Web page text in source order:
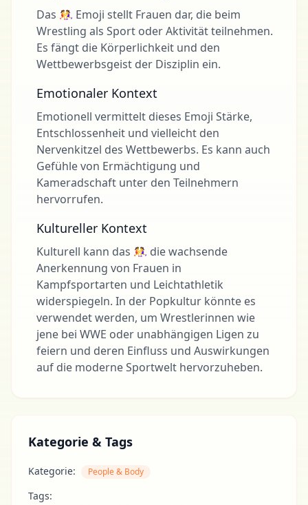
Das 🤼‍♀️ Emoji stellt Frauen dar, die beim
Wrestling als Sport oder Aktivität teilnehmen.
Es fängt die Körperlichkeit und den
Wettbewerbsgeist der Disziplin ein.
Emotionaler Kontext
Emotionell vermittelt dieses Emoji Stärke,
Entschlossenheit und vielleicht den
Nervenkitzel des Wettbewerbs. Es kann auch
Gefühle von Ermächtigung und
Kameradschaft unter den Teilnehmern
hervorrufen.
Kultureller Kontext
Kulturell kann das 🤼‍♀️ die wachsende
Anerkennung von Frauen in
Kampfsportarten und Leichtathletik
widerspiegeln. In der Popkultur könnte es
verwendet werden, um Wrestlerinnen wie
jene bei WWE oder unabhängigen Ligen zu
feiern und deren Einfluss und Auswirkungen
auf die moderne Sportwelt hervorzuheben.
Kategorie & Tags
Kategorie: People & Body
Tags: